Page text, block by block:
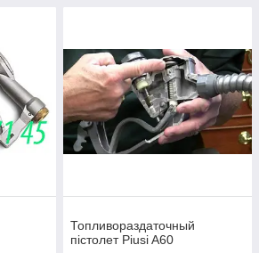
Топливораздаточный
пістолет Piusi A60